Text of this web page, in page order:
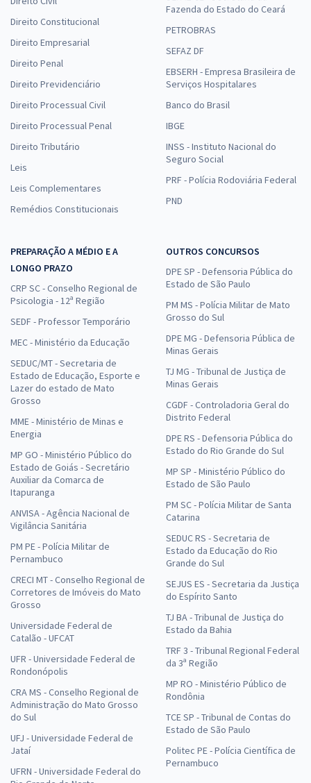
Direito Constitucional
Direito Empresarial
Direito Penal
Direito Previdenciário
Direito Processual Civil
Direito Processual Penal
Direito Tributário
Leis
Leis Complementares
Remédios Constitucionais
Fazenda do Estado do Ceará
PETROBRAS
SEFAZ DF
EBSERH - Empresa Brasileira de
Serviços Hospitalares
Banco do Brasil
IBGE
INSS - Instituto Nacional do
Seguro Social
PRF - Polícia Rodoviária Federal
PND
PREPARAÇÃO A MÉDIO E A
LONGO PRAZO
CRP SC - Conselho Regional de
Psicologia - 12ª Região
SEDF - Professor Temporário
MEC - Ministério da Educação
SEDUC/MT - Secretaria de
Estado de Educação, Esporte e
Lazer do estado de Mato
Grosso
MME - Ministério de Minas e
Energia
MP GO - Ministério Público do
Estado de Goiás - Secretário
Auxiliar da Comarca de
Itapuranga
ANVISA - Agência Nacional de
Vigilância Sanitária
PM PE - Polícia Militar de
Pernambuco
CRECI MT - Conselho Regional de
Corretores de Imóveis do Mato
Grosso
Universidade Federal de
Catalão - UFCAT
UFR - Universidade Federal de
Rondonópolis
CRA MS - Conselho Regional de
Administração do Mato Grosso
do Sul
UFJ - Universidade Federal de
Jataí
UFRN - Universidade Federal do
OUTROS CONCURSOS
DPE SP - Defensoria Pública do
Estado de São Paulo
PM MS - Polícia Militar de Mato
Grosso do Sul
DPE MG - Defensoria Pública de
Minas Gerais
TJ MG - Tribunal de Justiça de
Minas Gerais
CGDF - Controladoria Geral do
Distrito Federal
DPE RS - Defensoria Pública do
Estado do Rio Grande do Sul
MP SP - Ministério Público do
Estado de São Paulo
PM SC - Polícia Militar de Santa
Catarina
SEDUC RS - Secretaria de
Estado da Educação do Rio
Grande do Sul
SEJUS ES - Secretaria da Justiça
do Espírito Santo
TJ BA - Tribunal de Justiça do
Estado da Bahia
TRF 3 - Tribunal Regional Federal
da 3ª Região
MP RO - Ministério Público de
Rondônia
TCE SP - Tribunal de Contas do
Estado de São Paulo
Politec PE - Polícia Científica de
Pernambuco